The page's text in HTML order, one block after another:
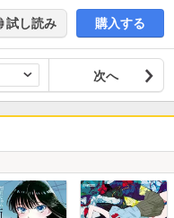
試し読み 購入する
次へ